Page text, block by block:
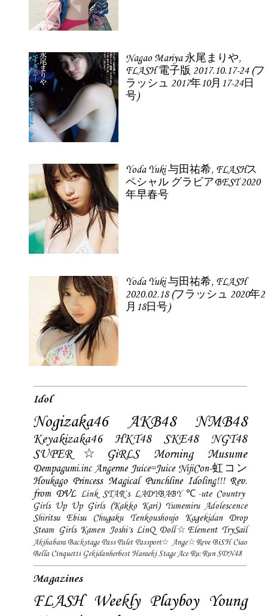
Nagao Mariya 永尾まりや,
FLASH 電子版 2017.10.17-24 (フ
ラッシュ 2017年10月17-24日
号)
Yoda Yuki 与田祐希, FLASHス
ペシャル グラビアBEST 2020
年早春号
Yoda Yuki 与田祐希, FLASH
2020.02.18 (フラッシュ 2020年2
月18日号)
Idol
Nogizaka46 AKB48 NMB48
Keyakizaka46 HKT48 SKE48
NGT48
SUPER☆GiRLS
Morning Musume
Dempagumi.inc Angerme Juice=Juice NijiCon-虹コン
Houkago Princess Magical Punchline Idoling!!! Rev.
from DVL Link STAR`s LADYBABY ℃-ute Country
Girls Up Up Girls (Kakko Kari) Yumemiru Adolescence
Shiritsu Ebisu Chugaku
Tenkoushoujo Kagekidan
Drop
Steam Girls Kamen Joshi's LinQ Doll☆Element TrySail
Akihabara Backstage Pass Palet Passport☆ Ange☆Reve BiSH Ciao
Bella Cinquetti Gekidanherbest Haraeki Stage Ace Ru:Run SDN48
Magazines
FLASH Weekly Playboy Young